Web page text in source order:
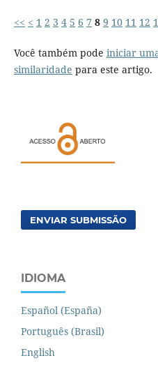
<< < 1 2 3 4 5 6 7 8 9 10 11 12
Você também pode iniciar
similaridade para este artigo.
ENVIAR SUBMISSÃO
IDIOMA
Español (España)
Português (Brasil)
English